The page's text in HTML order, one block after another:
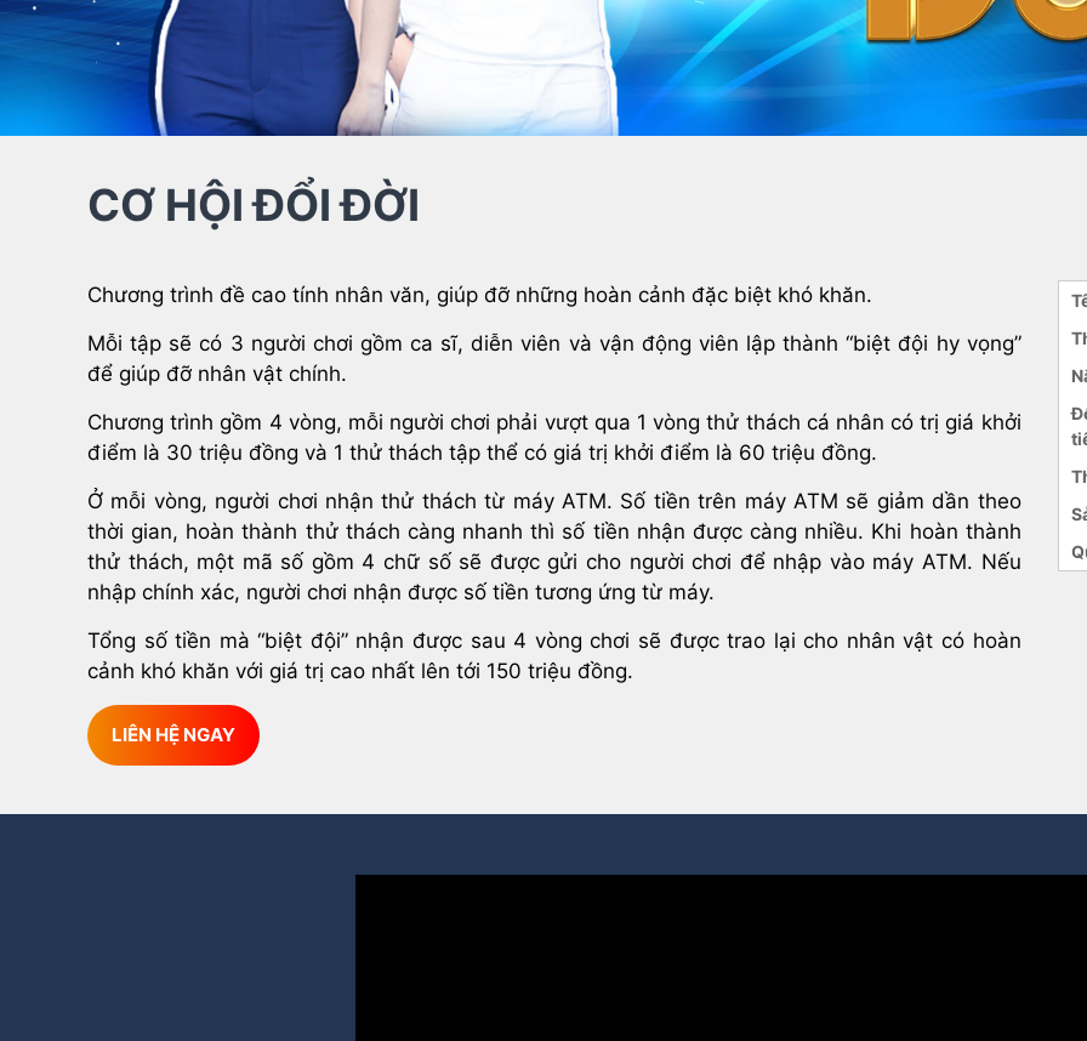
CƠ HỘI ĐỔI ĐỜI
Chương trình đề cao tính nhân văn, giúp đỡ những hoàn cảnh đặc biệt khó khăn.
Mỗi tập sẽ có 3 người chơi gồm ca sĩ, diễn viên và vận động viên lập thành “biệt đội hy vọng”
để giúp đỡ nhân vật chính.
Chương trình gồm 4 vòng, mỗi người chơi phải vượt qua 1 vòng thử thách cá nhân có trị giá khởi
điểm là 30 triệu đồng và 1 thử thách tập thể có giá trị khởi điểm là 60 triệu đồng.
Ở mỗi vòng, người chơi nhận thử thách từ máy ATM. Số tiền trên máy ATM sẽ giảm dần theo
thời gian, hoàn thành thử thách càng nhanh thì số tiền nhận được càng nhiều. Khi hoàn thành
thử thách, một mã số gồm 4 chữ số sẽ được gửi cho người chơi để nhập vào máy ATM. Nếu
nhập chính xác, người chơi nhận được số tiền tương ứng từ máy.
Tổng số tiền mà “biệt đội” nhận được sau 4 vòng chơi sẽ được trao lại cho nhân vật có hoàn
cảnh khó khăn với giá trị cao nhất lên tới 150 triệu đồng.
LIÊN HỆ NGAY